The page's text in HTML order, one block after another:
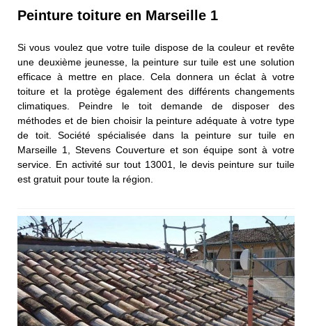
Peinture toiture en Marseille 1
Si vous voulez que votre tuile dispose de la couleur et revête
une deuxième jeunesse, la peinture sur tuile est une solution
efficace à mettre en place. Cela donnera un éclat à votre
toiture et la protège également des différents changements
climatiques. Peindre le toit demande de disposer des
méthodes et de bien choisir la peinture adéquate à votre type
de toit. Société spécialisée dans la peinture sur tuile en
Marseille 1, Stevens Couverture et son équipe sont à votre
service. En activité sur tout 13001, le devis peinture sur tuile
est gratuit pour toute la région.